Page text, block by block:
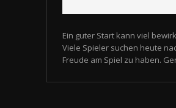
Ein guter Start kann viel
Viele Spieler suchen heute
Freude am Spiel zu haben.